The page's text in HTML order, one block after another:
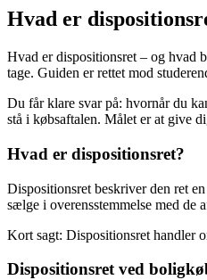
Hvad er
Hvad er dispositionsret – og hvad
tage. Guiden er rettet mod
Du får klare svar på: hvornår du
stå i købsaftalen. Målet er at give
Hvad er dispositionsret?
Dispositionsret beskriver den ret
sælge i overensstemmelse med de
Kort sagt: Dispositionsret handler
Dispositionsret ved